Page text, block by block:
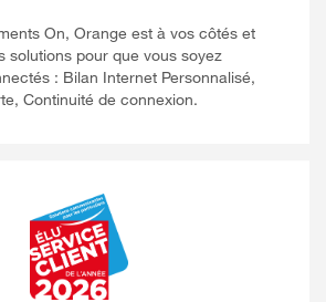
On, Orange est à vos côtés et
solutions pour que vous soyez
: Bilan Internet Personnalisé,
Continuité de connexion.